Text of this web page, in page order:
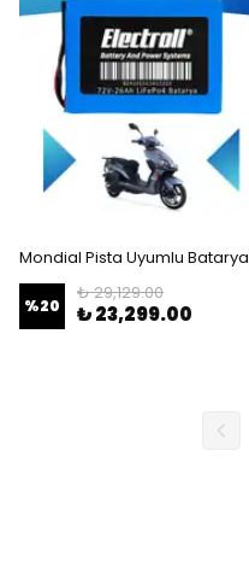
%20
₺ 29,129.00
₺ 23,299.00